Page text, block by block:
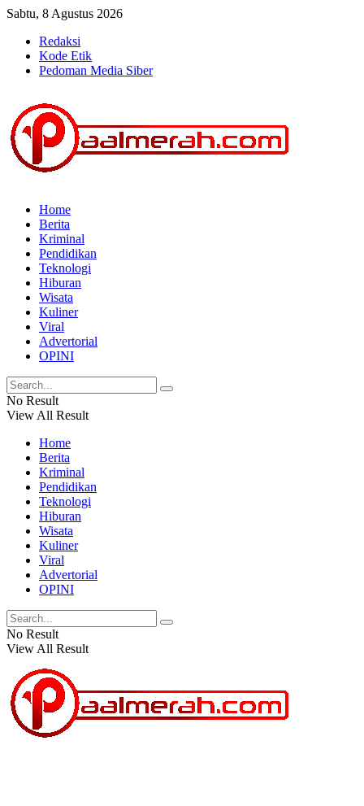
Sabtu, 8 Agustus 2026
Redaksi
Kode Etik
Pedoman Media Siber
Home
Berita
Kriminal
Pendidikan
Teknologi
Hiburan
Wisata
Kuliner
Viral
Advertorial
OPINI
No Result
View All Result
Home
Berita
Kriminal
Pendidikan
Teknologi
Hiburan
Wisata
Kuliner
Viral
Advertorial
OPINI
No Result
View All Result